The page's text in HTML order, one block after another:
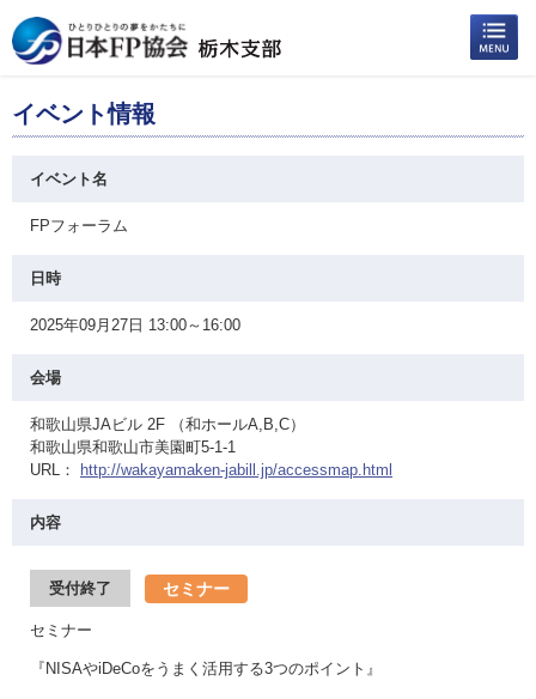
イベント情報
イベント名
FPフォーラム
日時
2025年09月27日 13:00～16:00
会場
和歌山県JAビル 2F （和ホールA,B,C）
和歌山県和歌山市美園町5-1-1
URL：
http://wakayamaken-jabill.jp/accessmap.html
内容
受付終了 セミナー
セミナー
『NISAやiDeCoをうまく活用する3つのポイント』